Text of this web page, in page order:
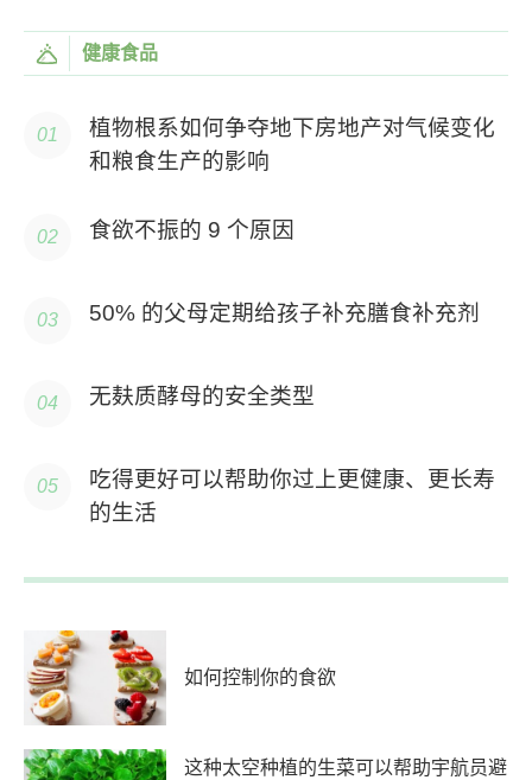
健康食品
植物根系如何争夺地下房地产对气候变化
和粮食生产的影响
食欲不振的 9 个原因
50% 的父母定期给孩子补充膳食补充剂
无麸质酵母的安全类型
吃得更好可以帮助你过上更健康、更长寿
的生活
如何控制你的食欲
这种太空种植的生菜可以帮助宇航员避